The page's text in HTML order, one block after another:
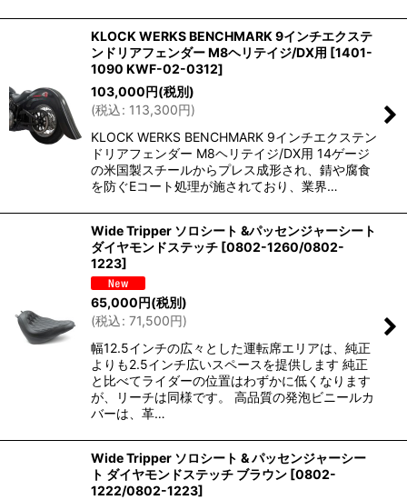
KLOCK WERKS BENCHMARK 9インチエクステ
ンドリアフェンダー M8ヘリテイジ/DX用 [1401-
1090 KWF-02-0312]
103,000円(税別)
(税込: 113,300円)
KLOCK WERKS BENCHMARK 9インチエクステン
ドリアフェンダー M8ヘリテイジ/DX用 14ゲージ
の米国製スチールからプレス成形され、錆や腐食
を防ぐEコート処理が施されており、業界…
Wide Tripper ソロシート &パッセンジャーシート
ダイヤモンドステッチ [0802-1260/0802-
1223]
65,000円(税別)
(税込: 71,500円)
幅12.5インチの広々とした運転席エリアは、純正
よりも2.5インチ広いスペースを提供します 純正
と比べてライダーの位置はわずかに低くなります
が、リーチは同様です。 高品質の発泡ビニールカ
バーは、革…
Wide Tripper ソロシート & パッセンジャーシー
ト ダイヤモンドステッチ ブラウン [0802-
1222/0802-1223]